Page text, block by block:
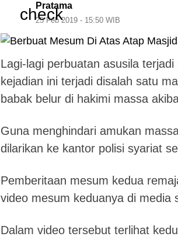
Pratama
25 Feb 2019 - 15:50 WIB
Lagi-lagi perbuatan asusila
kejadian ini terjadi disalah satu
babak belur di hakimi massa
Guna menghindari amukan
dilarikan ke kantor polisi syariat
Pemberitaan mesum kedua
video mesum keduanya di media
Dalam video tersebut terlihat